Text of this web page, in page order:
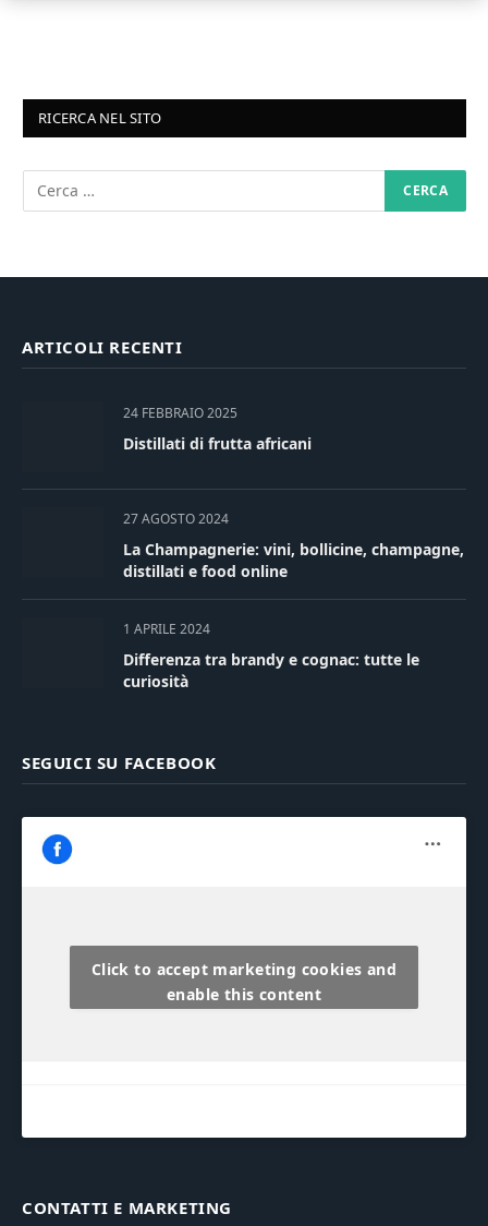
RICERCA NEL SITO
ARTICOLI RECENTI
24 FEBBRAIO 2025
Distillati di frutta africani
27 AGOSTO 2024
La Champagnerie: vini, bollicine, champagne,
distillati e food online
1 APRILE 2024
Differenza tra brandy e cognac: tutte le
curiosità
SEGUICI SU FACEBOOK
Click to accept marketing cookies and
enable this content
CONTATTI E MARKETING